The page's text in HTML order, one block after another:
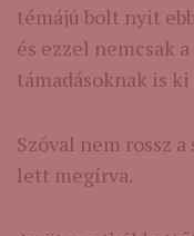
témájú bolt nyit
és ezzel nemcsak
támadásoknak is
Szóval nem rossz
lett megírva.